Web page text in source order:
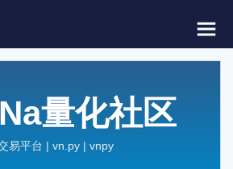
量化社区
易平台 | vn.py | vnpy